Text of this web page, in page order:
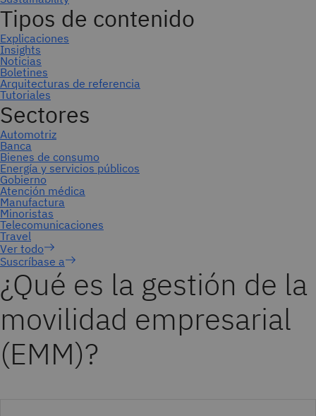
Suscríbase a
¿Qué es la gestión de la
movilidad empresarial
(EMM)?